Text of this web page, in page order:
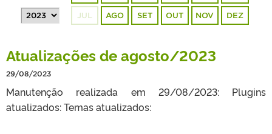
PORTARIAS JUL AGO SET OUT NOV DEZ
Atualizações de agosto/2023
29/08/2023
Manutenção realizada em 29/08/2023: Plugins
atualizados: Temas atualizados: